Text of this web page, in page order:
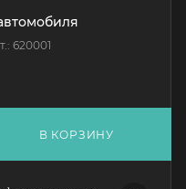
620001
В КОРЗИНУ